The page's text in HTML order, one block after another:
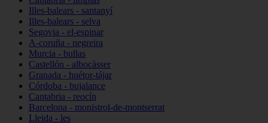
Illes-balears - santanyí
Illes-balears - selva
Segovia - el-espinar
A-coruña - negreira
Murcia - bullas
Castellón - albocàsser
Granada - huétor-tájar
Córdoba - bujalance
Cantabria - reocín
Barcelona - monistrol-de-montserrat
Lleida - les